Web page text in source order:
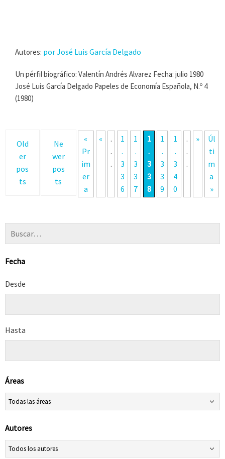
Un pérfil biográfico: Valentín Andrés Alvarez Fecha: julio 1980
José Luis García Delgado Papeles de Economía Española, N.º 4
(1980)
Autores: por José Luis García Delgado
Old
er
pos
ts
Ne
wer
pos
ts
«
Pr
im
er
a
«
.
.
.
1
.
3
3
6
1
.
3
3
7
1
.
3
3
8
1
.
3
3
9
1
.
3
4
0
.
.
.
»
Úl
ti
m
a
»
Fecha
Desde
Hasta
Áreas
Autores